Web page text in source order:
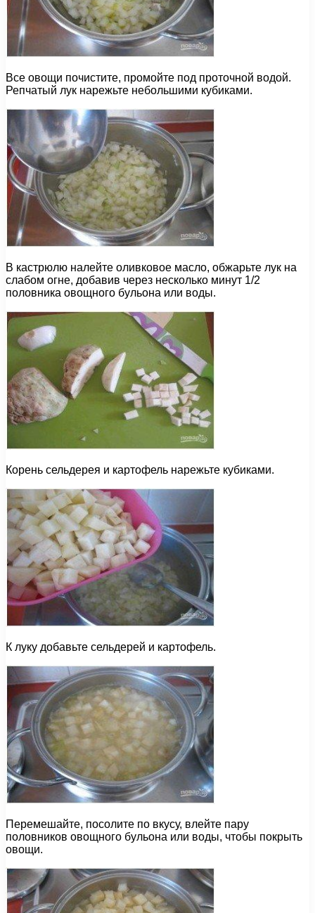
Все овощи почистите, промойте под проточной водой.
Репчатый лук нарежьте небольшими кубиками.
В кастрюлю налейте оливковое масло, обжарьте лук на
слабом огне, добавив через несколько минут 1/2
половника овощного бульона или воды.
Корень сельдерея и картофель нарежьте кубиками.
К луку добавьте сельдерей и картофель.
Перемешайте, посолите по вкусу, влейте пару
половников овощного бульона или воды, чтобы покрыть
овощи.